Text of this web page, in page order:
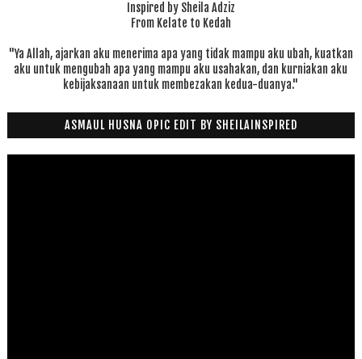
Inspired by Sheila Adziz
From Kelate to Kedah
"Ya Allah, ajarkan aku menerima apa yang tidak mampu aku ubah, kuatkan
aku untuk mengubah apa yang mampu aku usahakan, dan kurniakan aku
kebijaksanaan untuk membezakan kedua-duanya."
ASMAUL HUSNA OPIC EDIT BY SHEILAINSPIRED